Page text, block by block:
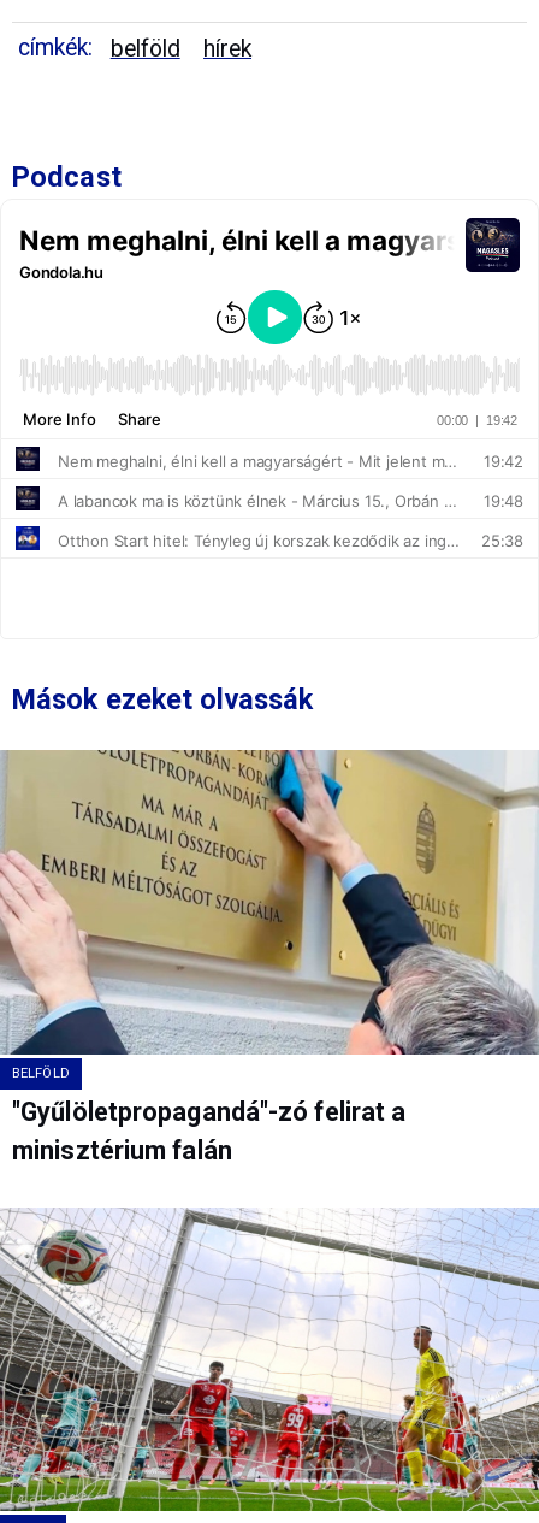
címkék: belföld hírek
Podcast
Mások ezeket olvassák
BELFÖLD
"Gyűlöletpropagandá"-zó felirat a
minisztérium falán